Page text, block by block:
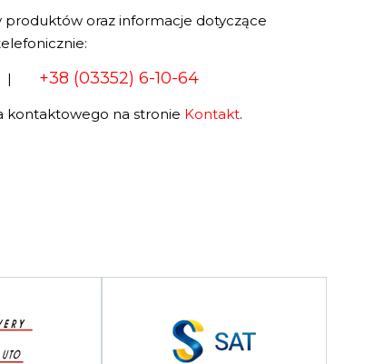
produktów oraz informacje dotyczące
| +38 (03352) 6-10-64
kontaktowego na stronie Kontakt.